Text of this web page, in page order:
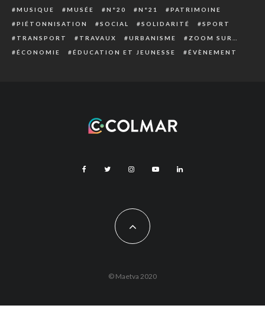
MUSIQUE
MUSÉE N°20 N°21
PATRIMOINE
PIÉTONNISATION
SOCIAL SOLIDARITÉ
SPORT
TRANSPORT
TRAVAUX URBANISME
ZOOM SUR…
ÉCONOMIE
ÉDUCATION ET JEUNESSE ÉVÈNEMENT
© Maetva 2020